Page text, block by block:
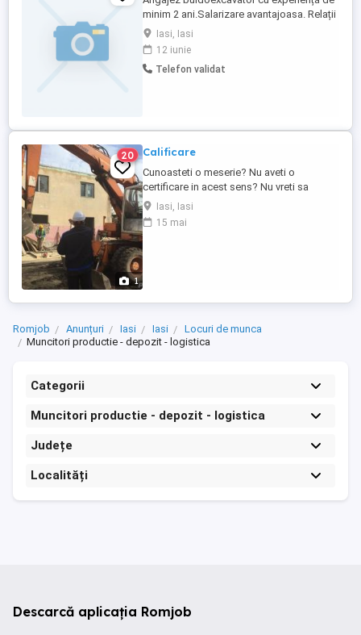
minim 2 ani.Salarizare avantajoasa. Relații
la telefon .
Iasi, Iasi
12 iunie
Telefon validat
1
20 Calificare
Cunoasteti o meserie? Nu aveti o
certificare in acest sens? Nu vreti sa
chetuiti multi bani si timp pretios la
cursuri? Acum se poate si altfel! Daca
cunoasteti una din cele 30 de meserii din
Iasi, Iasi
15 mai
Romjob Anunțuri Iasi Iasi
Locuri de munca
Muncitori productie - depozit - logistica
Categorii
Muncitori productie - depozit - logistica
Județe
Localități
Descarcă aplicația Romjob